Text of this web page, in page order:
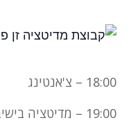
18:00 – צ'אנטינג
19:00 – מדיטציה בישיבה